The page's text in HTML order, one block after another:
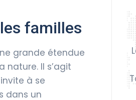
familles
grande étendue
nature. Il s’agit
à se
dans un